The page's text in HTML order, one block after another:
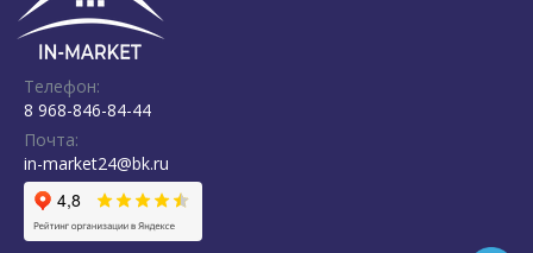
Телефон:
8 968-846-84-44
Почта:
in-market24@bk.ru